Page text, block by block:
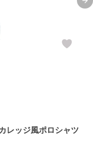
レッジ風ポロシャツ